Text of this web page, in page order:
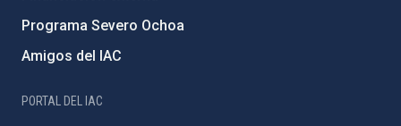
Programa Severo Ochoa
Amigos del IAC
PORTAL DEL IAC